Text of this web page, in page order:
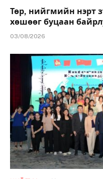
Төр, нийгмийн нэрт
хөшөөг буцаан
03/08/2026